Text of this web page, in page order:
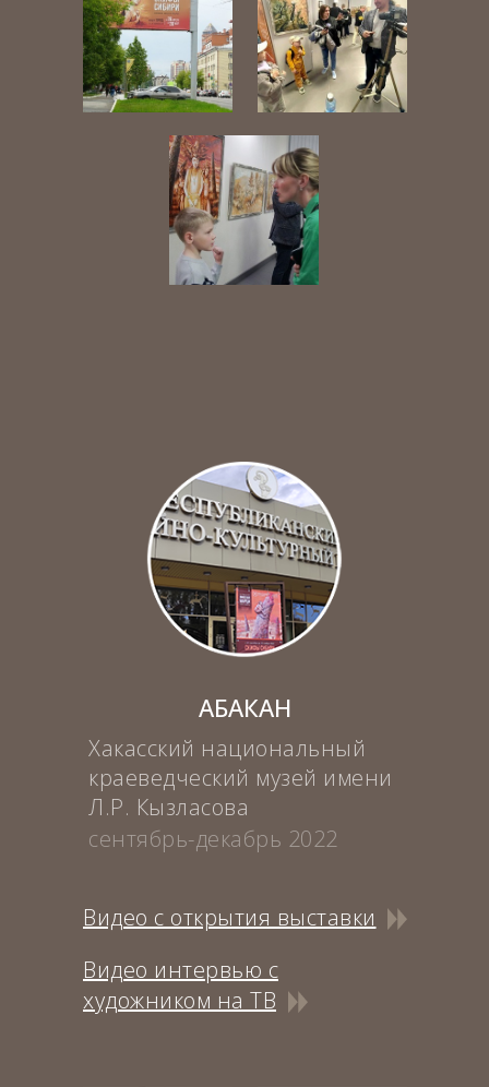
АБАКАН
сентябрь-декабрь 2022
Видео с открытия выставки
Хакасский национальный
краеведческий музей имени
Л.Р. Кызласова
Видео интервью с
художником на ТВ